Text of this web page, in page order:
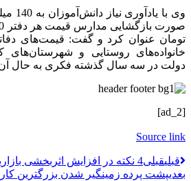
وی با
تومان عنوان کرد و گفت: قیمت‌های
خانواده‌های روستایی و
دولت در سه سال گذشته فکری به حال
[ad_2]
Source link
قبليقبلی4 نکته در افزایش اثربخشی بازاریابی دیجیتال
بعدیپشت پرده زمینگیر شدن بزرگترین